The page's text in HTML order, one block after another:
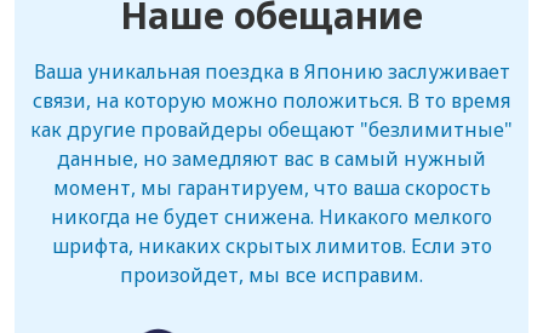
Наше обещание
Ваша уникальная поездка в Японию заслуживает
связи, на которую можно положиться. В то время
как другие провайдеры обещают "безлимитные"
данные, но замедляют вас в самый нужный
момент, мы гарантируем, что ваша скорость
никогда не будет снижена. Никакого мелкого
шрифта, никаких скрытых лимитов. Если это
произойдет, мы все исправим.